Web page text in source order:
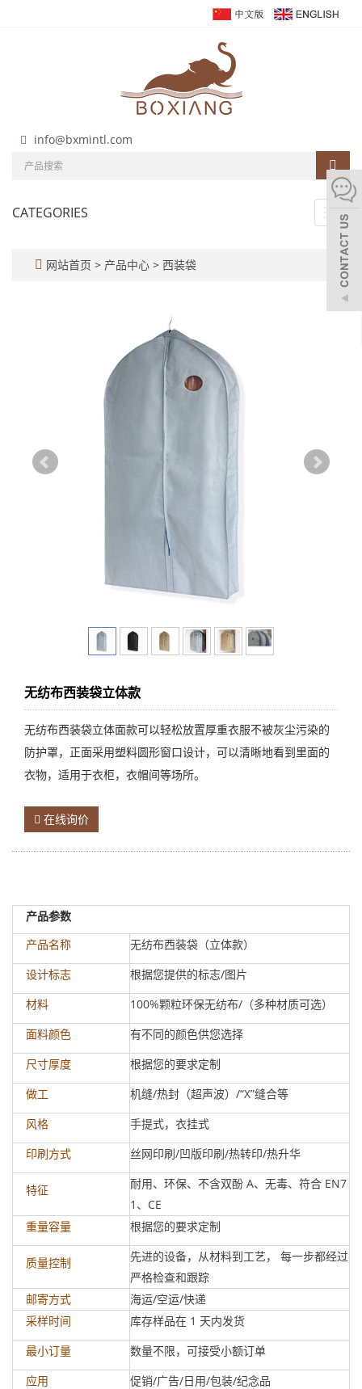
info@bxmintl.com
CATEGORIES
网站首页 > 产品中心 > 西装袋
无纺布西装袋立体款
无纺布西装袋立体面款可以轻松放置厚重衣服不被灰尘污染的
防护罩，正面采用塑料圆形窗口设计，可以清晰地看到里面的
衣物，适用于衣柜，衣帽间等场所。
在线询价
产品参数
产品名称 无纺布西装袋（立体款）
设计标志 根据您提供的标志/图片
材料 100%颗粒环保无纺布/（多种材质可选）
面料颜色 有不同的颜色供您选择
尺寸厚度 根据您的要求定制
做工 机缝/热封（超声波）/“X”缝合等
风格 手提式，衣挂式
印刷方式 丝网印刷/凹版印刷/热转印/热升华
特征
耐用、环保、不含双酚 A、无毒、符合 EN7
1、CE
重量容量 根据您的要求定制
质量控制
先进的设备，从材料到工艺， 每一步都经过
严格检查和跟踪
邮寄方式 海运/空运/快递
采样时间 库存样品在 1 天内发货
最小订量 数量不限，可接受小额订单
应用 促销/广告/日用/包装/纪念品